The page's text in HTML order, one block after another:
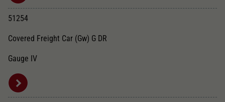
51254
Covered Freight Car (Gw) G DR
Gauge IV